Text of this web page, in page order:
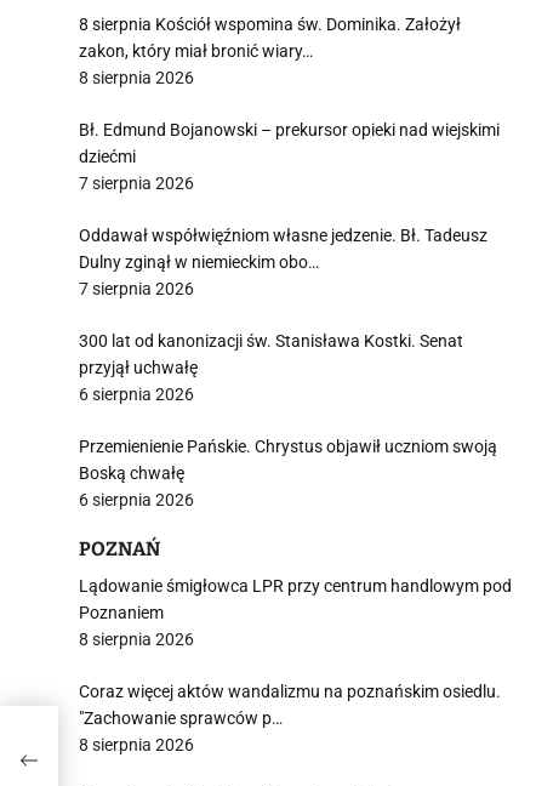
8 sierpnia Kościół wspomina św. Dominika. Założył
zakon, który miał bronić wiary…
8 sierpnia 2026
Bł. Edmund Bojanowski – prekursor opieki nad wiejskimi
dziećmi
7 sierpnia 2026
Oddawał współwięźniom własne jedzenie. Bł. Tadeusz
Dulny zginął w niemieckim obo…
7 sierpnia 2026
300 lat od kanonizacji św. Stanisława Kostki. Senat
przyjął uchwałę
6 sierpnia 2026
Przemienienie Pańskie. Chrystus objawił uczniom swoją
Boską chwałę
6 sierpnia 2026
POZNAŃ
Lądowanie śmigłowca LPR przy centrum handlowym pod
Poznaniem
8 sierpnia 2026
Coraz więcej aktów wandalizmu na poznańskim osiedlu.
"Zachowanie sprawców p…
8 sierpnia 2026